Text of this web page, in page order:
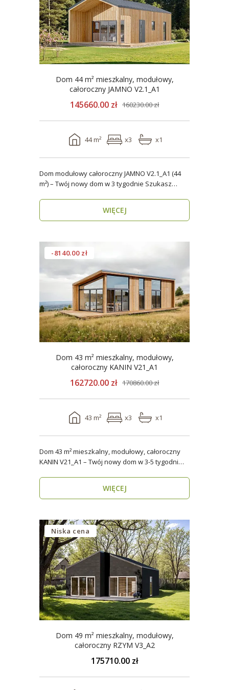
Dom 44 m² mieszkalny, modułowy,
całoroczny JAMNO V2.1_A1
145660.00 zł 160230.00 zł
44 m² x3 x1
Dom modułowy całoroczny JAMNO V2.1_A1 (44
m²) – Twój nowy dom w 3 tygodnie Szukasz
WIĘCEJ
-8140.00 zł
Dom 43 m² mieszkalny, modułowy,
całoroczny KANIN V21_A1
162720.00 zł 170860.00 zł
43 m² x3 x1
Dom 43 m² mieszkalny, modułowy, całoroczny
KANIN V21_A1 – Twój nowy dom w 3-5 tygodni
WIĘCEJ
Niska cena
Dom 49 m² mieszkalny, modułowy,
całoroczny RZYM V3_A2
175710.00 zł